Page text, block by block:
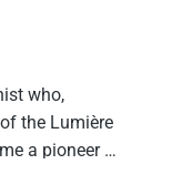
who,
the Lumière
a pioneer of
famous